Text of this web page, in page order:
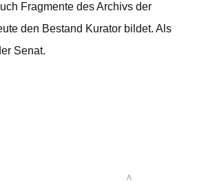
Fragmente des Archivs der
den Bestand Kurator bildet. Als
Senat.
∧